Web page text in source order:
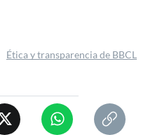
Ética y transparencia de BBCL